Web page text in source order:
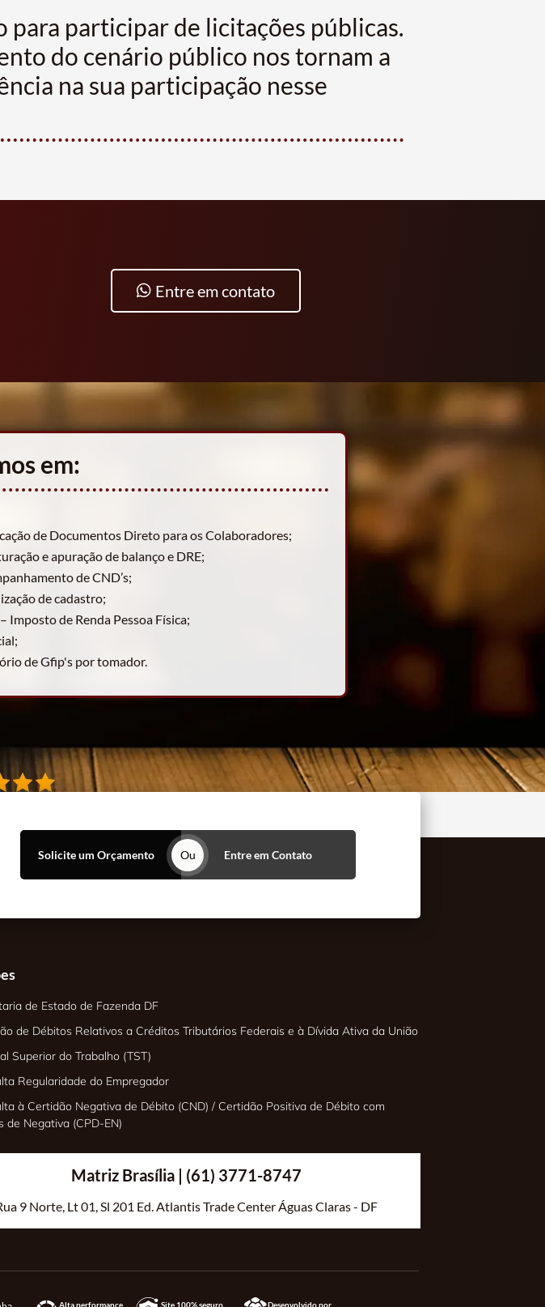
participar de licitações públicas.
do cenário público nos tornam a
na sua participação nesse
Entre em contato
em:
de Documentos Direto para os Colaboradores;
e apuração de balanço e DRE;
de CND’s;
de cadastro;
Imposto de Renda Pessoa Física;
de Gfip's por tomador.
Solicite um Orçamento Ou Entre em Contato
de Estado de Fazenda DF
de Débitos Relativos a Créditos Tributários Federais e à Dívida Ativa da União
Superior do Trabalho (TST)
Regularidade do Empregador
à Certidão Negativa de Débito (CND) / Certidão Positiva de Débito com
de Negativa (CPD-EN)
Matriz Brasília | (61) 3771-8747
9 Norte, Lt 01, Sl 201 Ed. Atlantis Trade Center Águas Claras - DF
Alta performance Site 100% seguro Desenvolvido por